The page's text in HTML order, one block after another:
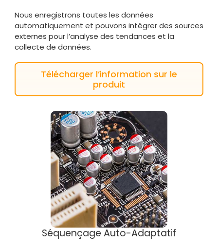
Nous enregistrons toutes les données
automatiquement et pouvons intégrer des sources
externes pour l’analyse des tendances et la
collecte de données.
Télécharger l’information sur le
produit
Séquençage Auto-Adaptatif